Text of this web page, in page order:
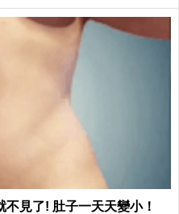
見了! 肚子一天天變小！